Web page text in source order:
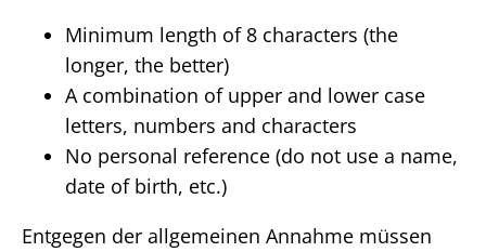
Minimum length of 8 characters (the
longer, the better)
A combination of upper and lower case
letters, numbers and characters
No personal reference (do not use a name,
date of birth, etc.)
Entgegen der allgemeinen Annahme müssen